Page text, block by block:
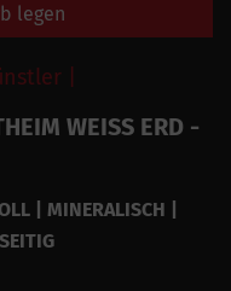
legen
|
WEISS ERD -
| MINERALISCH |